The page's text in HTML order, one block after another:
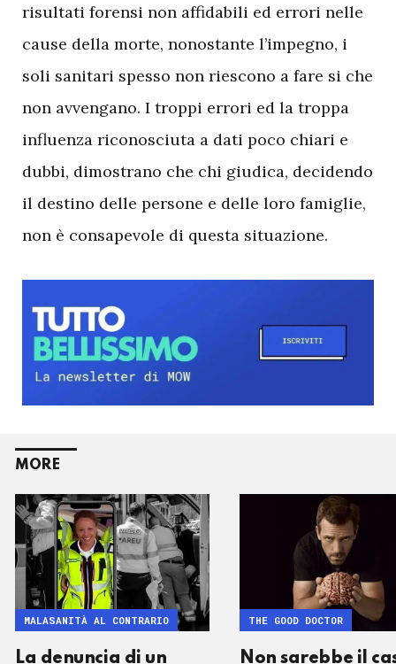
risultati forensi non affidabili ed errori nelle
cause della morte, nonostante l’impegno, i
soli sanitari spesso non riescono a fare si che
non avvengano. I troppi errori ed la troppa
influenza riconosciuta a dati poco chiari e
dubbi, dimostrano che chi giudica, decidendo
il destino delle persone e delle loro famiglie,
non è consapevole di questa situazione.
MORE
La denuncia di un
MALASANITÀ AL CONTRARIO
Non sarebbe il
THE GOOD DOCTOR